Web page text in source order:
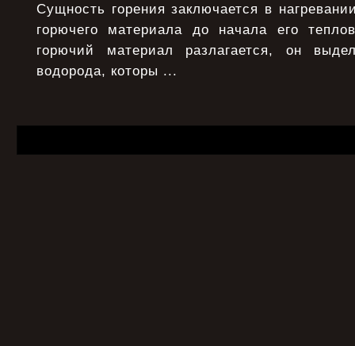
Сущность горения заключается в
горючего материала до начала его
горючий материал разлагается, он
водорода, которы ...